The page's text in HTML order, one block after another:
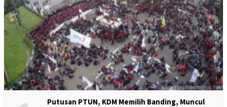
Putusan PTUN, KDM Memilih Banding, Muncul